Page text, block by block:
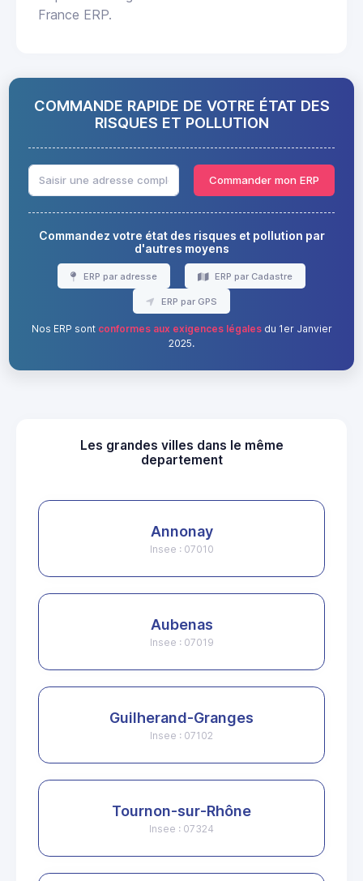
France ERP.
COMMANDE RAPIDE DE VOTRE ÉTAT DES
RISQUES ET POLLUTION
Commander mon ERP
Commandez votre état des risques et pollution par
d'autres moyens
ERP par adresse ERP par Cadastre
ERP par GPS
Nos ERP sont conformes aux exigences légalesdu 1er Janvier
2025.
Les grandes villes dans le même
departement
Annonay
Insee : 07010
Aubenas
Insee : 07019
Guilherand-Granges
Insee : 07102
Tournon-sur-Rhône
Insee : 07324